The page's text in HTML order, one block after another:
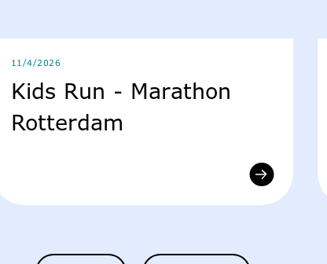
11/4/2026
Kids Run - Marathon
Rotterdam